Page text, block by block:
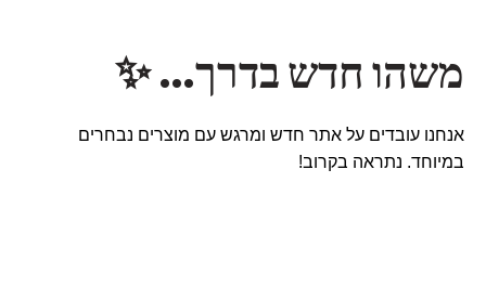
משהו חדש בדרך… ✨
אנחנו עובדים על אתר חדש ומרגש עם מוצרים נבחרים
במיוחד. נתראה בקרוב!